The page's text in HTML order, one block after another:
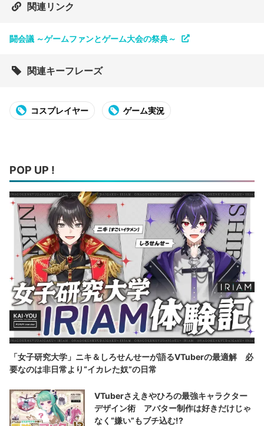
関連リンク
闘会議 ～ゲームファンとゲーム大会の祭典～
関連キーフレーズ
コスプレイヤー ゲーム実況
POP UP !
「女子研究大学」ニキ＆しろせんせーが語るVTuberの最適解 必
要なのは非日常より“イカレた奴”の日常
VTuberさえきやひろの最強キャラクター
デザイン術 アバター制作は好きだけじゃ
なく“嫌い”もブチ込む!?